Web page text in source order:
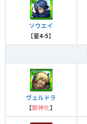
ソウエイ
【星4-5】
ヴェルドラ
【獣神化】